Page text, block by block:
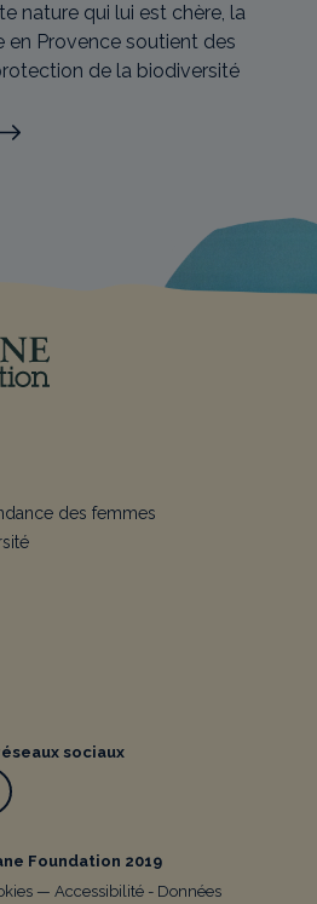
nature qui lui est chère, la
en Provence soutient des
de la biodiversité
des femmes
sociaux
Foundation 2019
— Accessibilité - Données